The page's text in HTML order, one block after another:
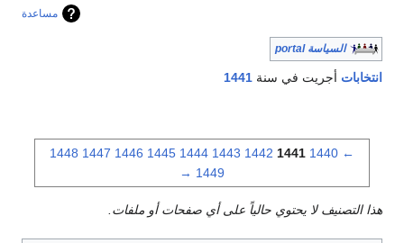
مساعدة
السياسة portal
انتخابات أجريت في سنة 1441
←
1440
1441
1442
1443
1444
1445
1446
1447
1448
1449
→
هذا التصنيف لا يحتوي حالياً على أي صفحات أو ملفات.